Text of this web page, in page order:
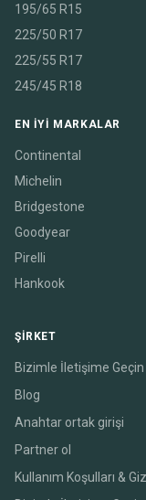
195/65 R15
225/50 R17
225/55 R17
245/45 R18
EN IYI MARKALAR
Continental
Michelin
Bridgestone
Goodyear
Pirelli
Hankook
ŞIRKET
Bizimle İletişime Geçin
Blog
Anahtar ortak girişi
Partner ol
Kullanım Koşulları &